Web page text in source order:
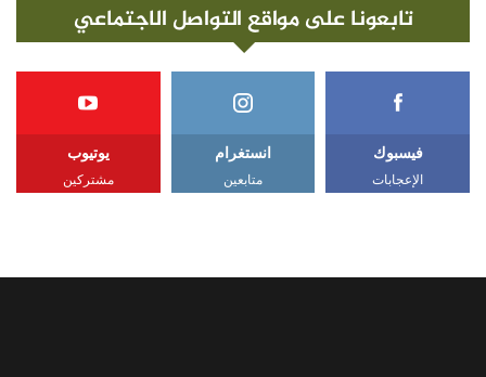
تابعونا على مواقع التواصل الاجتماعي
فيسبوك
الإعجابات
انستغرام
متابعين
يوتيوب
مشتركين